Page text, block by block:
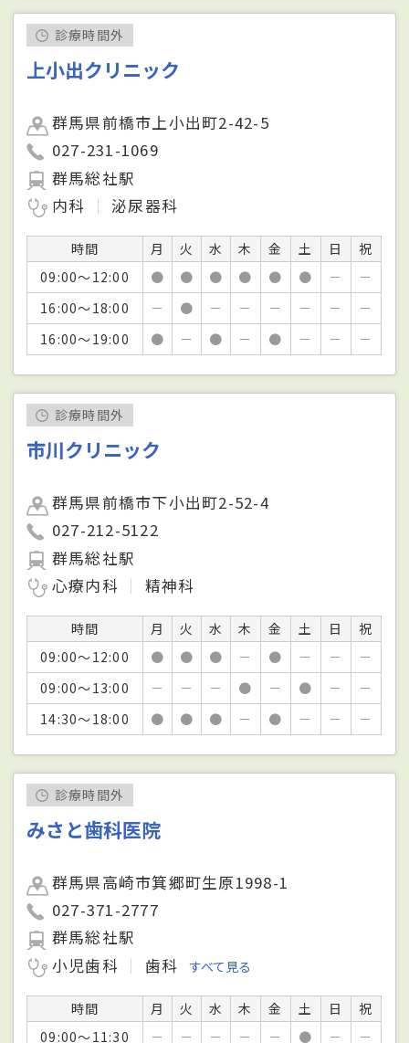
診療時間外
上小出クリニック
群馬県前橋市上小出町2-42-5
027-231-1069
群馬総社駅
内科
泌尿器科
時間 月 火 水 木 金 土 日
祝
09:00～12:00
● ● ● ● ● ● －
－
16:00～18:00
－ ● － － － － －
－
16:00～19:00
● － ● － ● － － －
診療時間外
市川クリニック
群馬県前橋市下小出町2-52-4
027-212-5122
群馬総社駅
心療内科
精神科
時間 月 火 水 木 金 土 日
祝
09:00～12:00
● ● ● － ● － －
－
09:00～13:00
－ － － ● － ● －
－
14:30～18:00
● ● ● － ● － － －
診療時間外
みさと歯科医院
群馬県高崎市箕郷町生原1998-1
027-371-2777
群馬総社駅
小児歯科
歯科 すべて見る
時間 月 火 水 木 金 土 日
祝
09:00～11:30
－ － － － － ● － －